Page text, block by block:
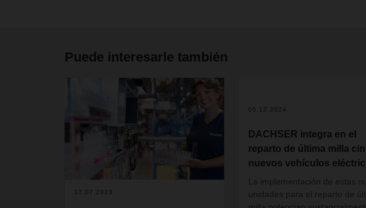
Puede interesarle también
17.07.2023
05.12.2024
DACHSER integra en el
reparto de última milla
nuevos vehículos
La implementación de estas
unidades para el reparto de